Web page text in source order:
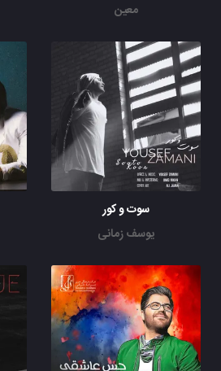
معین
سوت و کور
یوسف زمانی